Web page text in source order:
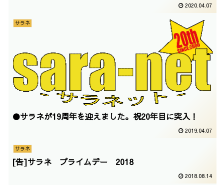
2020.04.07
サラネ
●サラネが19周年を迎えました。祝20年目に突入！
2019.04.07
サラネ
[告]サラネ プライムデー 2018
2018.08.14